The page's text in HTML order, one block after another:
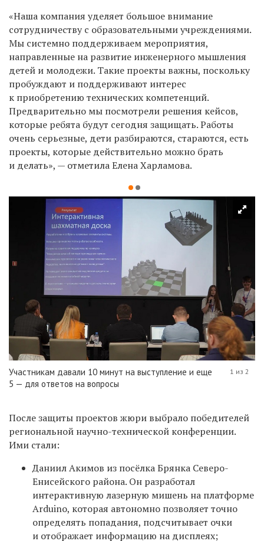
«Наша компания уделяет большое внимание
сотрудничеству с образовательными учреждениями.
Мы системно поддерживаем мероприятия,
направленные на развитие инженерного мышления
детей и молодежи. Такие проекты важны, поскольку
пробуждают и поддерживают интерес
к приобретению технических компетенций.
Предварительно мы посмотрели решения кейсов,
которые ребята будут сегодня защищать. Работы
очень серьезные, дети разбираются, стараются, есть
проекты, которые действительно можно брать
и делать», — отметила Елена Харламова.
Участникам давали 10 минут на выступление и еще
5 — для ответов на вопросы
1 из 2
После защиты проектов жюри выбрало победителей
региональной научно-технической конференции.
Ими стали:
Даниил Акимов из посёлка Брянка Северо-
Енисейского района. Он разработал
интерактивную лазерную мишень на платформе
Arduino, которая автономно позволяет точно
определять попадания, подсчитывает очки
и отображает информацию на дисплеях;